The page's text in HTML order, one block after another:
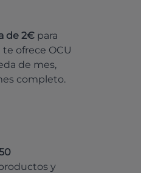
de 2€ para
ofrece OCU
de mes,
completo.
y